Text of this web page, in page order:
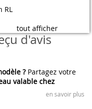
RL
tout afficher
d'avis
?Partagez votre
valable chez
en savoir plus